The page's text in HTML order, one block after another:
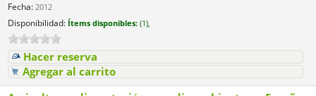
Fecha: 2012
Disponibilidad: Ítems disponibles: (1),
Hacer reserva
Agregar al carrito